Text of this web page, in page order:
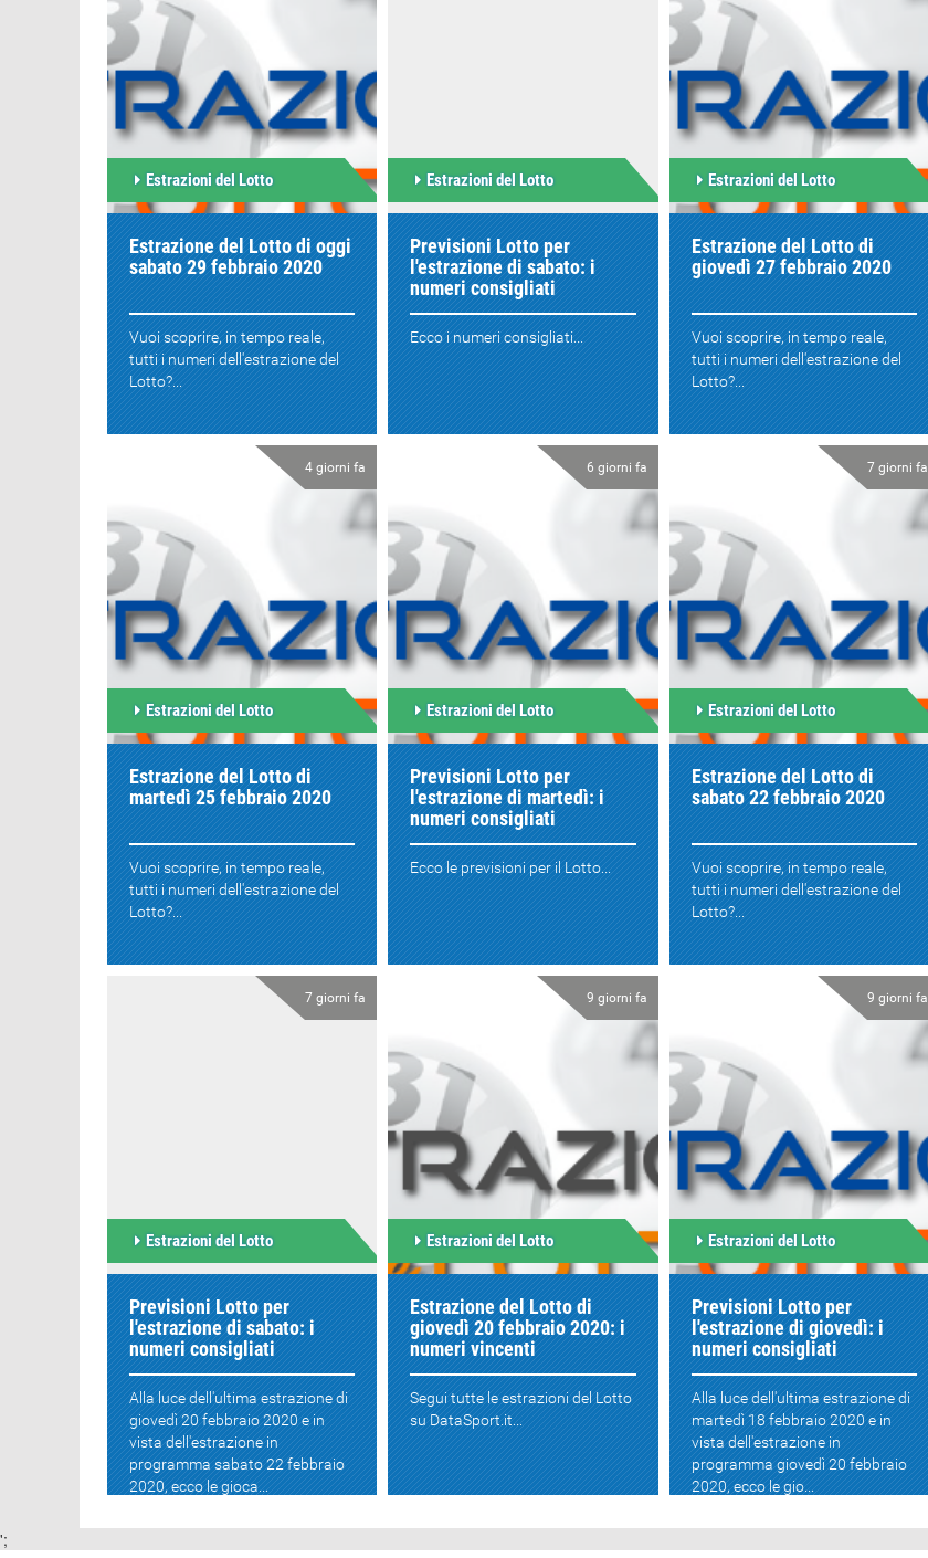
Estrazioni del Lotto
Estrazione del Lotto di oggi
sabato 29 febbraio 2020
Vuoi scoprire, in tempo reale,
tutti i numeri dell'estrazione del
Lotto?...
Estrazioni del Lotto
Previsioni Lotto per
l'estrazione di sabato: i
numeri consigliati
Ecco i numeri consigliati...
Estrazioni del Lotto
Estrazione del Lotto di
giovedì 27 febbraio 2020
Vuoi scoprire, in tempo reale,
tutti i numeri dell'estrazione del
Lotto?...
4 giorni fa
Estrazioni del Lotto
Estrazione del Lotto di
martedì 25 febbraio 2020
Vuoi scoprire, in tempo reale,
tutti i numeri dell'estrazione del
Lotto?...
6 giorni fa
Estrazioni del Lotto
Previsioni Lotto per
l'estrazione di martedì: i
numeri consigliati
Ecco le previsioni per il Lotto...
7 giorni fa
Estrazioni del Lotto
Estrazione del Lotto di
sabato 22 febbraio 2020
Vuoi scoprire, in tempo reale,
tutti i numeri dell'estrazione del
Lotto?...
7 giorni fa
Estrazioni del Lotto
Previsioni Lotto per
l'estrazione di sabato: i
numeri consigliati
Alla luce dell'ultima estrazione di
giovedì 20 febbraio 2020 e in
vista dell'estrazione in
programma sabato 22 febbraio
2020, ecco le gioca...
9 giorni fa
Estrazioni del Lotto
Estrazione del Lotto di
giovedì 20 febbraio 2020: i
numeri vincenti
Segui tutte le estrazioni del Lotto
su DataSport.it...
9 giorni fa
Estrazioni del Lotto
Previsioni Lotto per
l'estrazione di giovedì: i
numeri consigliati
Alla luce dell'ultima estrazione di
martedì 18 febbraio 2020 e in
vista dell'estrazione in
programma giovedì 20 febbraio
2020, ecco le gio...
';